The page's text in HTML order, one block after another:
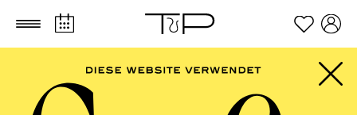
Zum Hauptinhalt springen Zum Footer springen
AALTO MUSIKTHEATER